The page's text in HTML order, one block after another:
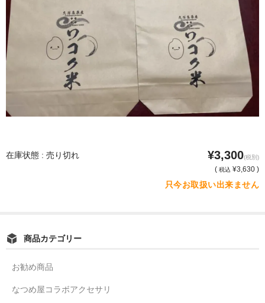
在庫状態 : 売り切れ ¥3,300(税別)
( 税込 ¥3,630 )
只今お取扱い出来ません
商品カテゴリー
お勧め商品
なつめ屋コラボアクセサリ